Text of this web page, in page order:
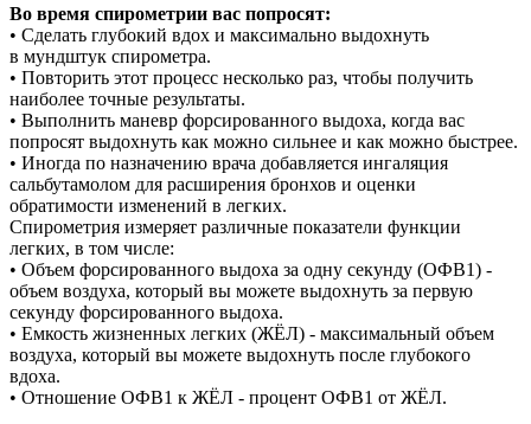
Во время спирометрии вас попросят:
• Сделать глубокий вдох и максимально выдохнуть
в мундштук спирометра.
• Повторить этот процесс несколько раз, чтобы получить
наиболее точные результаты.
• Выполнить маневр форсированного выдоха, когда вас
попросят выдохнуть как можно сильнее и как можно быстрее.
• Иногда по назначению врача добавляется ингаляция
сальбутамолом для расширения бронхов и оценки
обратимости изменений в легких.
Спирометрия измеряет различные показатели функции
легких, в том числе:
• Объем форсированного выдоха за одну секунду (ОФВ1) -
объем воздуха, который вы можете выдохнуть за первую
секунду форсированного выдоха.
• Емкость жизненных легких (ЖЁЛ) - максимальный объем
воздуха, который вы можете выдохнуть после глубокого
вдоха.
• Отношение ОФВ1 к ЖЁЛ - процент ОФВ1 от ЖЁЛ.